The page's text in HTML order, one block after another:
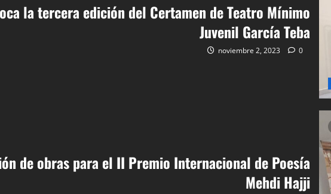
la tercera edición del Certamen de Teatro Mínimo
Juvenil García Teba
noviembre 2, 2023 0
de obras para el II Premio Internacional de Poesía
Mehdi Hajji